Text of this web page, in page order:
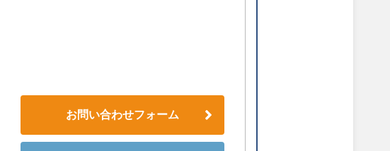
お問い合わせフォーム